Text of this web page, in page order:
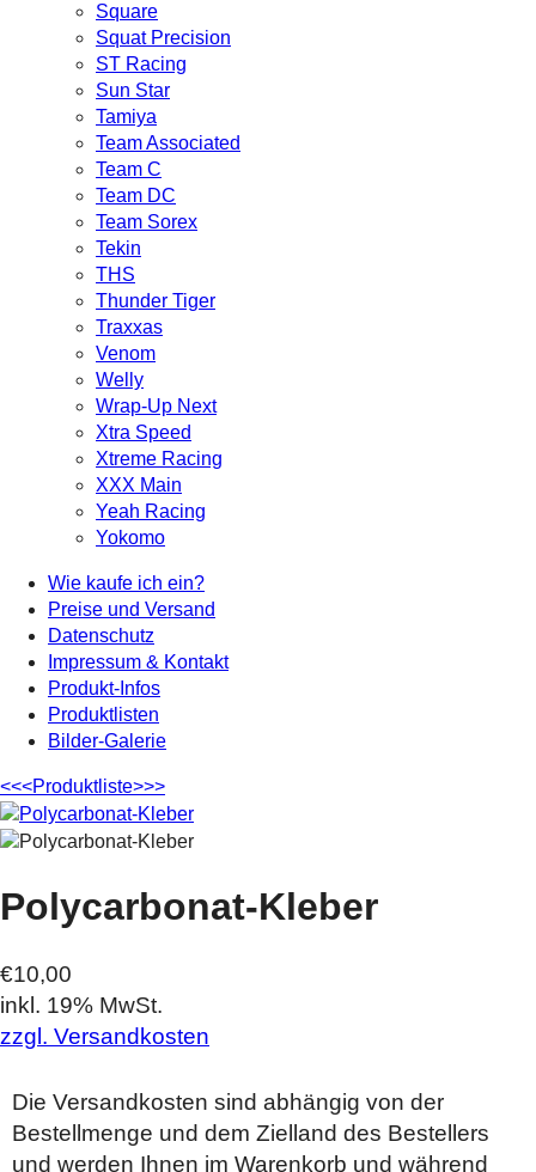
Square
Squat Precision
ST Racing
Sun Star
Tamiya
Team Associated
Team C
Team DC
Team Sorex
Tekin
THS
Thunder Tiger
Traxxas
Venom
Welly
Wrap-Up Next
Xtra Speed
Xtreme Racing
XXX Main
Yeah Racing
Yokomo
Wie kaufe ich ein?
Preise und Versand
Datenschutz
Impressum & Kontakt
Produkt-Infos
Produktlisten
Bilder-Galerie
<<<Produktliste>>>
Polycarbonat-Kleber
€10,00
inkl. 19% MwSt.
zzgl. Versandkosten
Die Versandkosten sind abhängig von der
Bestellmenge und dem Zielland des Bestellers
und werden Ihnen im Warenkorb und während